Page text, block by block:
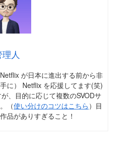
人
が日本に進出する前から非
に） Netflix を応援してます(笑)
、目的に応じて複数のSVODサ
（使い分けのコツはこちら ）目
品がありすぎること！